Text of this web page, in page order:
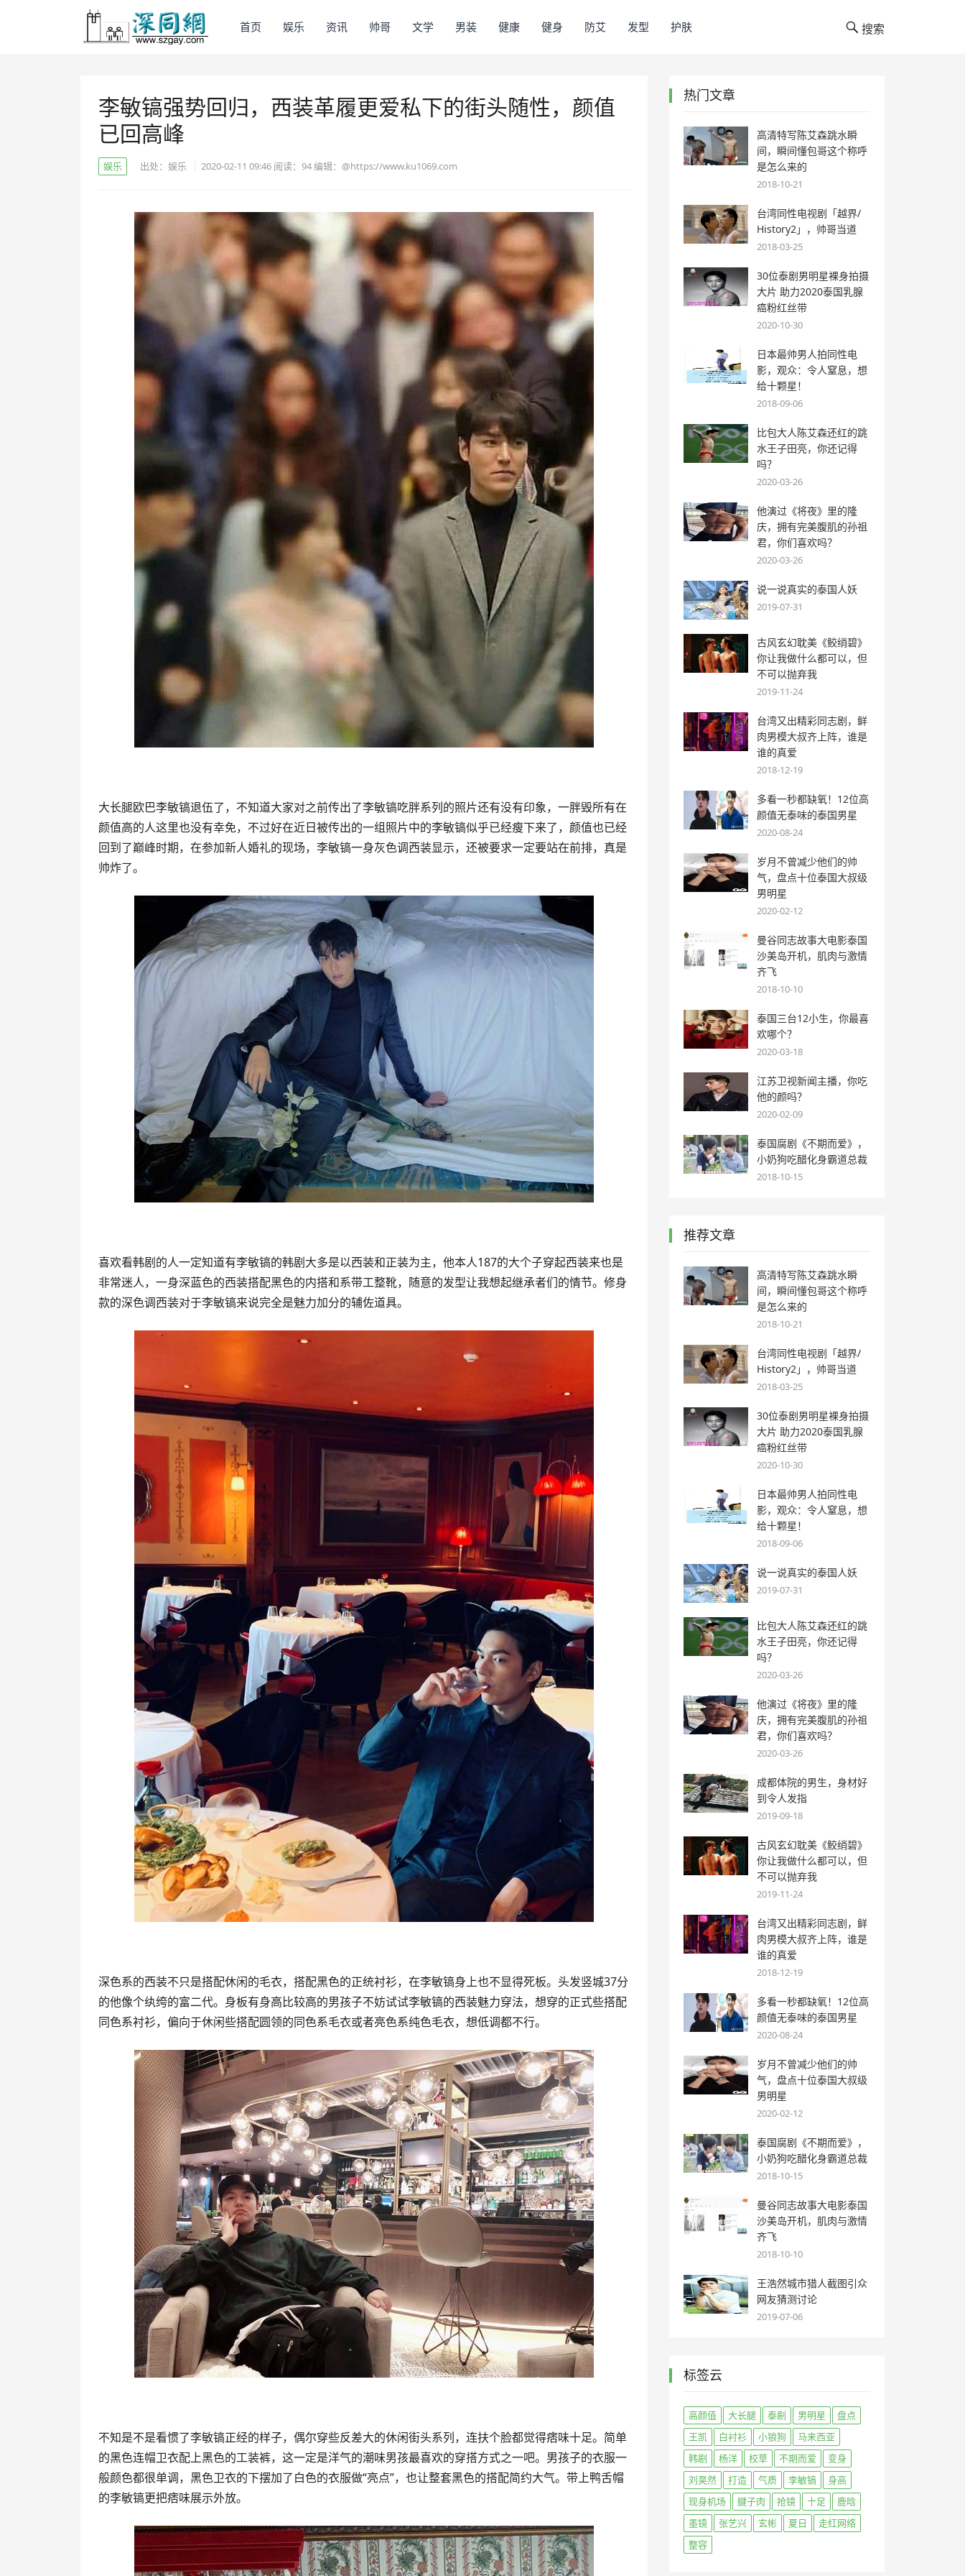
首页 娱乐 资讯 帅哥 文学 男装 健康 健身 防艾 发型 护肤 搜索
李敏镐强势回归，西装革履更爱私下的街头随性，颜值
已回高峰
娱乐 出处：娱乐 2020-02-11 09:46 阅读： 94编辑： @https://www.ku1069.com
大长腿欧巴李敏镐退伍了，不知道大家对之前传出了李敏镐吃胖系列的照片还有没有印象，一胖毁所有在
颜值高的人这里也没有幸免，不过好在近日被传出的一组照片中的李敏镐似乎已经瘦下来了，颜值也已经
回到了巅峰时期，在参加新人婚礼的现场，李敏镐一身灰色调西装显示，还被要求一定要站在前排，真是
帅炸了。
喜欢看韩剧的人一定知道有李敏镐的韩剧大多是以西装和正装为主，他本人187的大个子穿起西装来也是
非常迷人，一身深蓝色的西装搭配黑色的内搭和系带工整靴，随意的发型让我想起继承者们的情节。修身
款的深色调西装对于李敏镐来说完全是魅力加分的辅佐道具。
深色系的西装不只是搭配休闲的毛衣，搭配黑色的正统衬衫，在李敏镐身上也不显得死板。头发竖城37分
的他像个纨绔的富二代。身板有身高比较高的男孩子不妨试试李敏镐的西装魅力穿法，想穿的正式些搭配
同色系衬衫，偏向于休闲些搭配圆领的同色系毛衣或者亮色系纯色毛衣，想低调都不行。
不知是不是看惯了李敏镐正经的样子，偶尔穿些反差大的休闲街头系列，连扶个脸都觉得痞味十足。简单
的黑色连帽卫衣配上黑色的工装裤，这一定是洋气的潮味男孩最喜欢的穿搭方式之一吧。男孩子的衣服一
般颜色都很单调，黑色卫衣的下摆加了白色的衣服做“亮点”，也让整套黑色的搭配简约大气。带上鸭舌帽
的李敏镐更把痞味展示外放。
热门文章
高清特写陈艾森跳水瞬
间，瞬间懂包哥这个称呼
是怎么来的
2018-10-21
台湾同性电视剧「越界/
History2」，帅哥当道
2018-03-25
30位泰剧男明星裸身拍摄
大片 助力2020泰国乳腺
癌粉红丝带
2020-10-30
日本最帅男人拍同性电
影，观众：令人窒息，想
给十颗星！
2018-09-06
比包大人陈艾森还红的跳
水王子田亮，你还记得
吗？
2020-03-26
他演过《将夜》里的隆
庆，拥有完美腹肌的孙祖
君，你们喜欢吗？
2020-03-26
说一说真实的泰国人妖
2019-07-31
古风玄幻耽美《鲛绡碧》
你让我做什么都可以，但
不可以抛弃我
2019-11-24
台湾又出精彩同志剧，鲜
肉男模大叔齐上阵，谁是
谁的真爱
2018-12-19
多看一秒都缺氧！12位高
颜值无泰味的泰国男星
2020-08-24
岁月不曾减少他们的帅
气，盘点十位泰国大叔级
男明星
2020-02-12
曼谷同志故事大电影泰国
沙美岛开机，肌肉与激情
齐飞
2018-10-10
泰国三台12小生，你最喜
欢哪个？
2020-03-18
江苏卫视新闻主播，你吃
他的颜吗？
2020-02-09
泰国腐剧《不期而爱》，
小奶狗吃醋化身霸道总裁
2018-10-15
推荐文章
高清特写陈艾森跳水瞬
间，瞬间懂包哥这个称呼
是怎么来的
2018-10-21
台湾同性电视剧「越界/
History2」，帅哥当道
2018-03-25
30位泰剧男明星裸身拍摄
大片 助力2020泰国乳腺
癌粉红丝带
2020-10-30
日本最帅男人拍同性电
影，观众：令人窒息，想
给十颗星！
2018-09-06
说一说真实的泰国人妖
2019-07-31
比包大人陈艾森还红的跳
水王子田亮，你还记得
吗？
2020-03-26
他演过《将夜》里的隆
庆，拥有完美腹肌的孙祖
君，你们喜欢吗？
2020-03-26
成都体院的男生，身材好
到令人发指
2019-09-18
古风玄幻耽美《鲛绡碧》
你让我做什么都可以，但
不可以抛弃我
2019-11-24
台湾又出精彩同志剧，鲜
肉男模大叔齐上阵，谁是
谁的真爱
2018-12-19
多看一秒都缺氧！12位高
颜值无泰味的泰国男星
2020-08-24
岁月不曾减少他们的帅
气，盘点十位泰国大叔级
男明星
2020-02-12
泰国腐剧《不期而爱》，
小奶狗吃醋化身霸道总裁
2018-10-15
曼谷同志故事大电影泰国
沙美岛开机，肌肉与激情
齐飞
2018-10-10
王浩然城市猎人截图引众
网友猜测讨论
2019-07-06
标签云
高颜值 大长腿 泰剧 男明星
盘点
王凯
白衬衫 小狼狗
马来西亚
韩剧
杨洋 校草 不期而爱
变身
刘昊然
打造 气质 李敏镐
身高
现身机场
腱子肉 抢镜 十足
鹿晗
墨镜
张艺兴 玄彬 夏日
走红网络
整容